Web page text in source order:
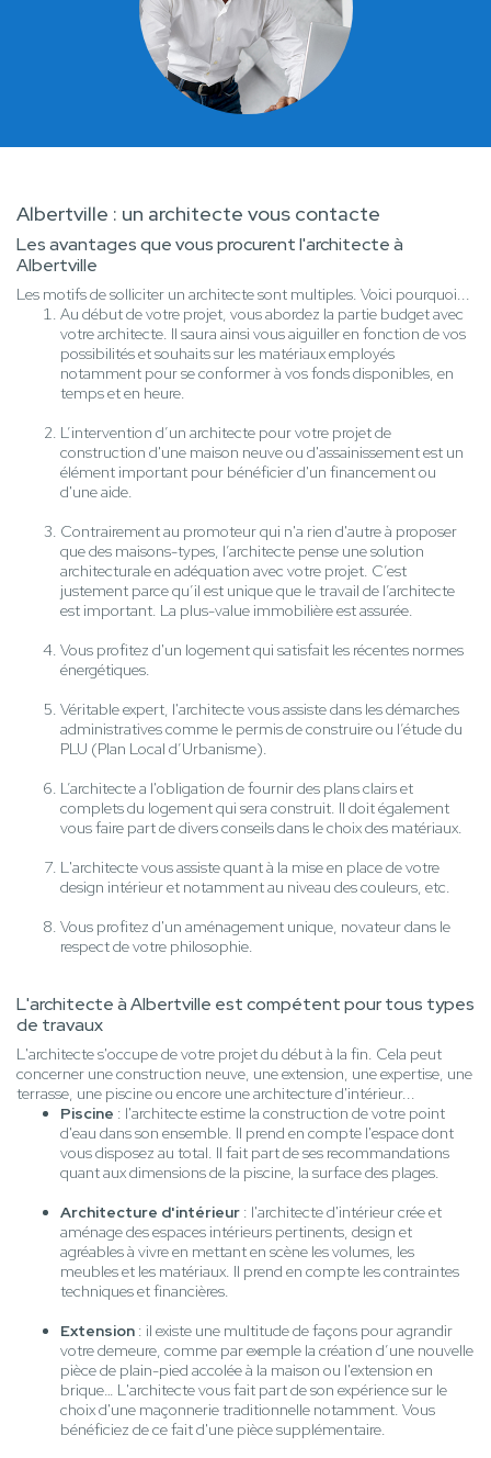
Albertville : un architecte vous contacte
Les avantages que vous procurent l'architecte à
Albertville
Les motifs de solliciter un architecte sont multiples. Voici pourquoi...
Au début de votre projet, vous abordez la partie budget avec
votre architecte. Il saura ainsi vous aiguiller en fonction de vos
possibilités et souhaits sur les matériaux employés
notamment pour se conformer à vos fonds disponibles, en
temps et en heure.
L’intervention d’un architecte pour votre projet de
construction d'une maison neuve ou d'assainissement est un
élément important pour bénéficier d'un financement ou
d'une aide.
Contrairement au promoteur qui n'a rien d'autre à proposer
que des maisons-types, l’architecte pense une solution
architecturale en adéquation avec votre projet. C’est
justement parce qu’il est unique que le travail de l’architecte
est important. La plus-value immobilière est assurée.
Vous profitez d'un logement qui satisfait les récentes normes
énergétiques.
Véritable expert, l'architecte vous assiste dans les démarches
administratives comme le permis de construire ou l’étude du
PLU (Plan Local d’Urbanisme).
L’architecte a l'obligation de fournir des plans clairs et
complets du logement qui sera construit. Il doit également
vous faire part de divers conseils dans le choix des matériaux.
L'architecte vous assiste quant à la mise en place de votre
design intérieur et notamment au niveau des couleurs, etc.
Vous profitez d'un aménagement unique, novateur dans le
respect de votre philosophie.
L'architecte à Albertville est compétent pour tous types
de travaux
L'architecte s'occupe de votre projet du début à la fin. Cela peut
concerner une construction neuve, une extension, une expertise, une
terrasse, une piscine ou encore une architecture d'intérieur...
Piscine : l'architecte estime la construction de votre point
d'eau dans son ensemble. Il prend en compte l'espace dont
vous disposez au total. Il fait part de ses recommandations
quant aux dimensions de la piscine, la surface des plages.
Architecture d'intérieur : l'architecte d'intérieur crée et
aménage des espaces intérieurs pertinents, design et
agréables à vivre en mettant en scène les volumes, les
meubles et les matériaux. Il prend en compte les contraintes
techniques et financières.
Extension : il existe une multitude de façons pour agrandir
votre demeure, comme par exemple la création d’une nouvelle
pièce de plain-pied accolée à la maison ou l'extension en
brique… L'architecte vous fait part de son expérience sur le
choix d'une maçonnerie traditionnelle notamment. Vous
bénéficiez de ce fait d'une pièce supplémentaire.